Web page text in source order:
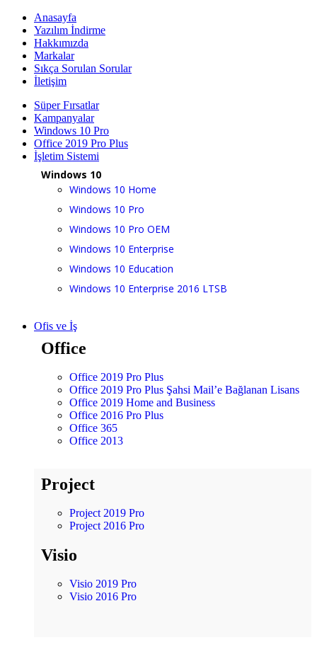
Anasayfa
Yazılım İndirme
Hakkımızda
Markalar
Sıkça Sorulan Sorular
İletişim
Süper Fırsatlar
Kampanyalar
Windows 10 Pro
Office 2019 Pro Plus
İşletim Sistemi
Windows 10
Windows 10 Home
Windows 10 Pro
Windows 10 Pro OEM
Windows 10 Enterprise
Windows 10 Education
Windows 10 Enterprise 2016 LTSB
Ofis ve İş
Office
Office 2019 Pro Plus
Office 2019 Pro Plus Şahsi Mail’e Bağlanan Lisans
Office 2019 Home and Business
Office 2016 Pro Plus
Office 365
Office 2013
Project
Project 2019 Pro
Project 2016 Pro
Visio
Visio 2019 Pro
Visio 2016 Pro